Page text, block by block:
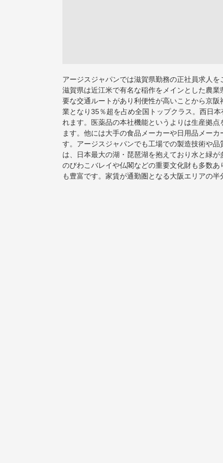
アージスジャパンでは滋賀県勤務の正社員求人を
滋賀県は近江米で有名な稲作をメインとした農
要な交通ルートがあり利便性が高いことから京
業となり35％超を占め全国トップクラス。西日
れます。医薬品の本社機能というよりは生産拠
ます。他には大手の食品メーカーや日用品メー
す。アージスジャパンでも工場での製造技術や
は、日本最大の湖・琵琶湖を抱えており水と緑
のびわこバレイや仏閣などの重要文化財も多数
も豊富です。家賃が通勤圏となる大阪エリアの半